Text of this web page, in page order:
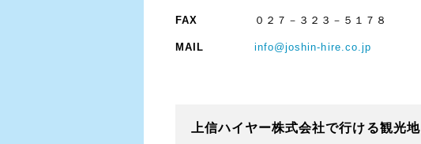
FAX ０２７－３２３－５１７８
MAIL info@joshin-hire.co.jp
上信ハイヤー株式会社で行ける観光地